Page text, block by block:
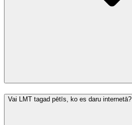
Vai LMT tagad pētīs, ko es daru internetā?